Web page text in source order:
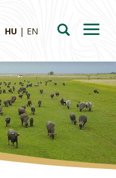
HU EN